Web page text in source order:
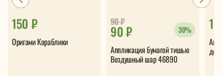
150 ₽
Оригами Кораблики
90 ₽
90₽
30%
Аппликация бумагой тишью
Воздушный шар 46890